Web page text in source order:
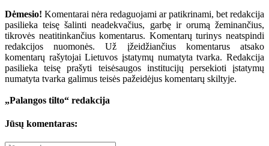
Dėmesio! Komentarai nėra redaguojami ar patikrinami, bet redakcija
pasilieka teisę šalinti neadekvačius, garbę ir orumą žeminančius,
tikrovės neatitinkančius komentarus. Komentarų turinys neatspindi
redakcijos nuomonės. Už įžeidžiančius komentarus atsako
komentarų rašytojai Lietuvos įstatymų numatyta tvarka. Redakcija
pasilieka teisę prašyti teisėsaugos institucijų persekioti įstatymų
numatyta tvarka galimus teisės pažeidėjus komentarų skiltyje.
„Palangos tilto“ redakcija
Jūsų komentaras: